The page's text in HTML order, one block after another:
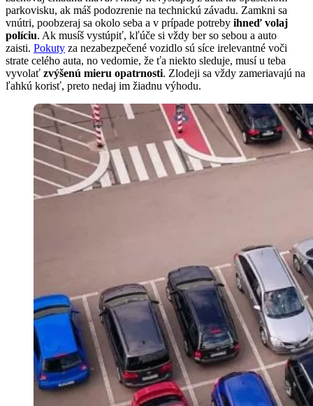
parkovisku, ak máš podozrenie na technickú závadu. Zamkni sa
vnútri, poobzeraj sa okolo seba a v prípade potreby ihneď volaj
políciu. Ak musíš vystúpiť, kľúče si vždy ber so sebou a auto
zaisti. Pokuty za nezabezpečené vozidlo sú síce irelevantné voči
strate celého auta, no vedomie, že ťa niekto sleduje, musí u teba
vyvolať zvýšenú mieru opatrnosti. Zlodeji sa vždy zameriavajú na
ľahkú korisť, preto nedaj im žiadnu výhodu.